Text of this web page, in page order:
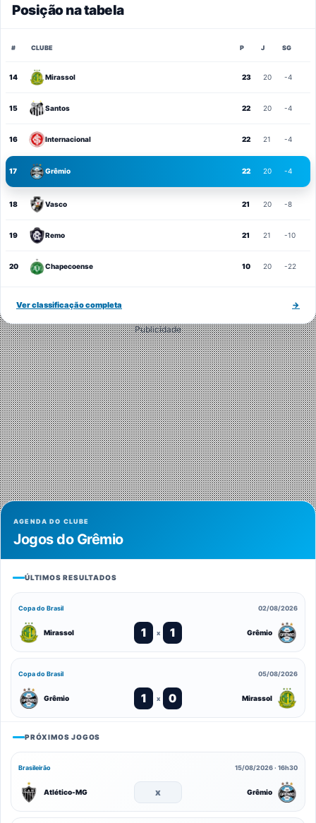
Posição na tabela
# CLUBE P J SG
14 Mirassol 23 20 -4
15 Santos 22 20 -4
16 Internacional 22 21 -4
17 Grêmio 22 20 -4
18 Vasco 21 20 -8
19 Remo 21 21 -10
20 Chapecoense 10 20 -22
Ver classificação completa →
Publicidade
AGENDA DO CLUBE
Jogos do Grêmio
ÚLTIMOS RESULTADOS
Copa do Brasil 02/08/2026
Mirassol 1 x 1 Grêmio
Copa do Brasil 05/08/2026
Grêmio 1 x 0 Mirassol
PRÓXIMOS JOGOS
Brasileirão 15/08/2026 · 16h30
Atlético-MG x Grêmio